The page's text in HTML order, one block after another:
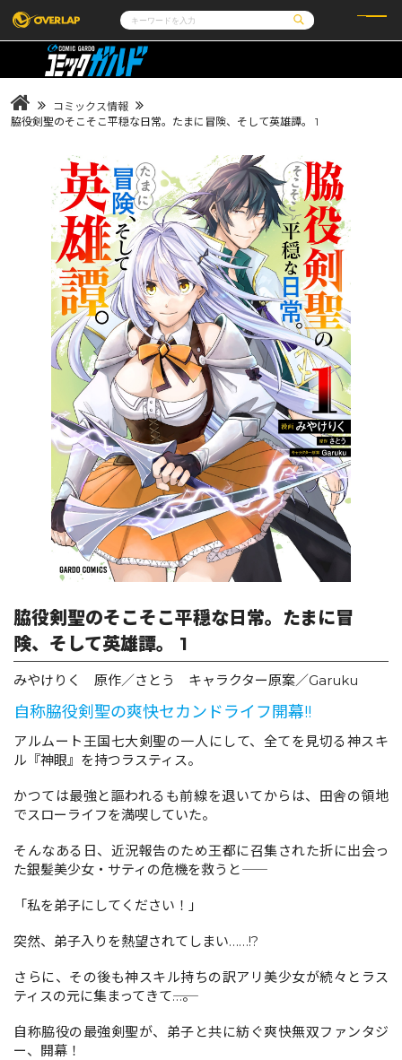
コミック
LiQulle
ラブパルフェ
ライトノベル
ロサージュノベルス
その他
ゲーム
通販・NEWS
企業
会社概要
採用情報
アクセス
オーバーラップホールディングス
お問い合わせはこちら
オーバーラップ文庫
オーバーラップノベルス
オーバーラップノベルスf
ロサージュノベルス
コミックガルド
リキューレ
コミックエッセイ
コミックス情報
脇役剣聖のそこそこ平穏な日常。たまに冒険、そして英雄譚。 1
脇役剣聖のそこそこ平穏な日常。たまに冒
険、そして英雄譚。 1
みやけりく 原作／さとう キャラクター原案／Garuku
自称脇役剣聖の爽快セカンドライフ開幕!!
アルムート王国七大剣聖の一人にして、全てを見切る神スキ
ル『神眼』を持つラスティス。
かつては最強と謳われるも前線を退いてからは、田舎の領地
でスローライフを満喫していた。
そんなある日、近況報告のため王都に召集された折に出会っ
た銀髪美少女・サティの危機を救うと――
「私を弟子にしてください！」
突然、弟子入りを熱望されてしまい……!?
さらに、その後も神スキル持ちの訳アリ美少女が続々とラス
ティスの元に集まってきて――…。
自称脇役の最強剣聖が、弟子と共に紡ぐ爽快無双ファンタジ
ー、開幕！